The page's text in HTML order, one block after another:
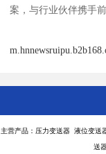
案，与行业伙伴携手
主营产品：压力变送器 液位变
送